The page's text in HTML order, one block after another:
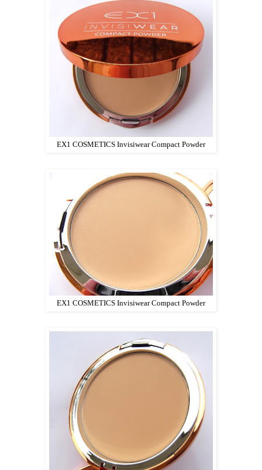
EX1 COSMETICS Invisiwear Compact Powder
EX1 COSMETICS Invisiwear Compact Powder